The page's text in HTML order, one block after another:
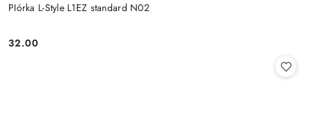
PIórka L-Style L1EZ standard N02
Cena:
32.00